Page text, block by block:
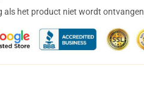
als het product niet wordt ontvangen